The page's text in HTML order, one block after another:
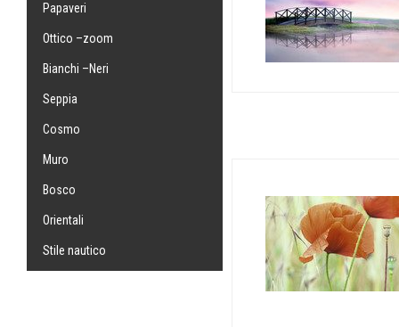
Papaveri
Ottico –zoom
Bianchi –Neri
Seppia
Cosmo
Muro
Bosco
Orientali
Stile nautico